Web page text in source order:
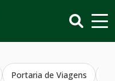
Portaria de Viagens